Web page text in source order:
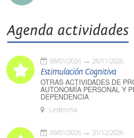
Agenda actividades
08/01/2026 26/11/2026
Estimulación Cognitiva
OTRAS ACTIVIDADES DE
AUTONOMÍA PERSONAL Y
DEPENDENCIA
Ledesma
09/01/2026 31/12/2026